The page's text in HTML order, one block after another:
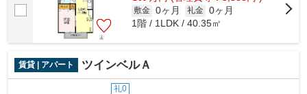
敷金 0ヶ月 礼金 0ヶ月
1階 / 1LDK / 40.35㎡
賃貸 | アパート ツインベルＡ
礼0